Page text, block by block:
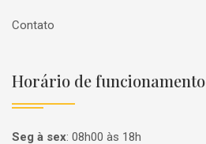
Contato
Horário de funcionamento
Seg à sex: 08h00 às 18h